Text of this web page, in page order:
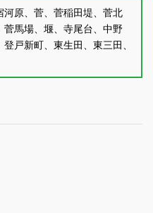
河原、菅、菅稲田堤、菅北
馬場、堰、寺尾台、中野
戸新町、東生田、東三田、